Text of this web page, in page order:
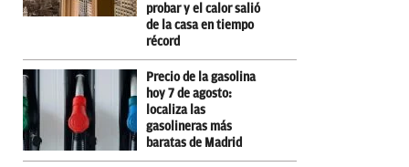
probar y el calor salió
de la casa en tiempo
récord
Precio de la gasolina
hoy 7 de agosto:
localiza las
gasolineras más
baratas de Madrid